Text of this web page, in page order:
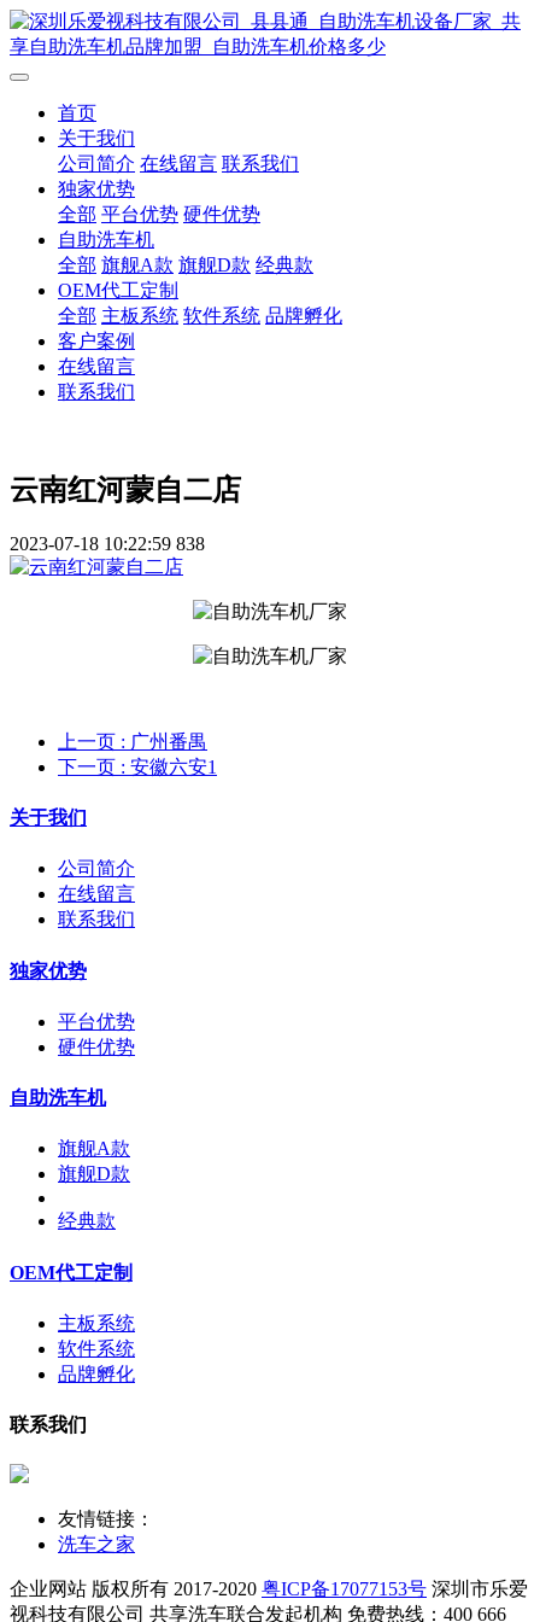
首页
关于我们
公司简介 在线留言 联系我们
独家优势
全部 平台优势 硬件优势
自助洗车机
全部 旗舰A款 旗舰D款 经典款
OEM代工定制
全部 主板系统 软件系统 品牌孵化
客户案例
在线留言
联系我们
云南红河蒙自二店
2023-07-18 10:22:59 838
上一页 : 广州番禺
下一页 : 安徽六安1
关于我们
公司简介
在线留言
联系我们
独家优势
平台优势
硬件优势
自助洗车机
旗舰A款
旗舰D款
经典款
OEM代工定制
主板系统
软件系统
品牌孵化
联系我们
友情链接：
洗车之家
企业网站 版权所有 2017-2020 粤ICP备17077153号 深圳市乐爱
视科技有限公司 共享洗车联合发起机构 免费热线：400 666